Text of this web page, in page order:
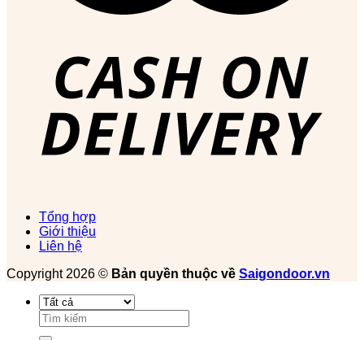
Tổng hợp
Giới thiệu
Liên hệ
Copyright 2026 © Bản quyền thuộc về Saigondoor.vn
Tìm
kiếm: